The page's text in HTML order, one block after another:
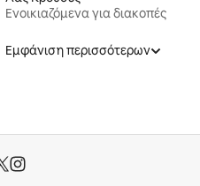
Ενοικιαζόμενα για διακοπές
Εμφάνιση περισσότερων